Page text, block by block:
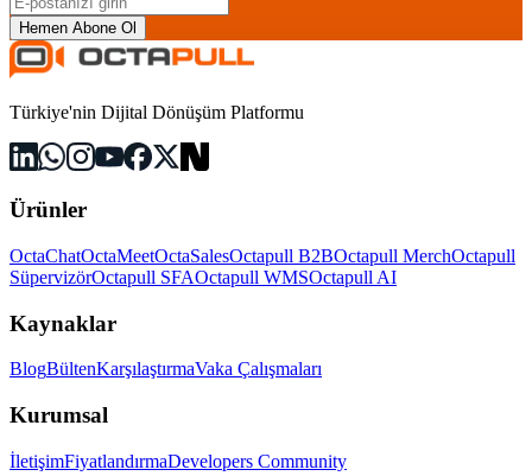
Hemen Abone Ol
Türkiye'nin Dijital Dönüşüm Platformu
Ürünler
OctaChatOctaMeetOctaSalesOctapull B2BOctapull MerchOctapull
SüpervizörOctapull SFAOctapull WMSOctapull AI
Kaynaklar
BlogBültenKarşılaştırmaVaka Çalışmaları
Kurumsal
İletişimFiyatlandırmaDevelopers Community